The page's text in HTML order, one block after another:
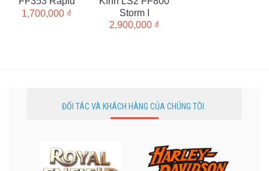
1,700,000 ₫
Storm I
2,900,000 ₫
ĐỐI TÁC VÀ KHÁCH HÀNG CỦA CHÚNG TÔI